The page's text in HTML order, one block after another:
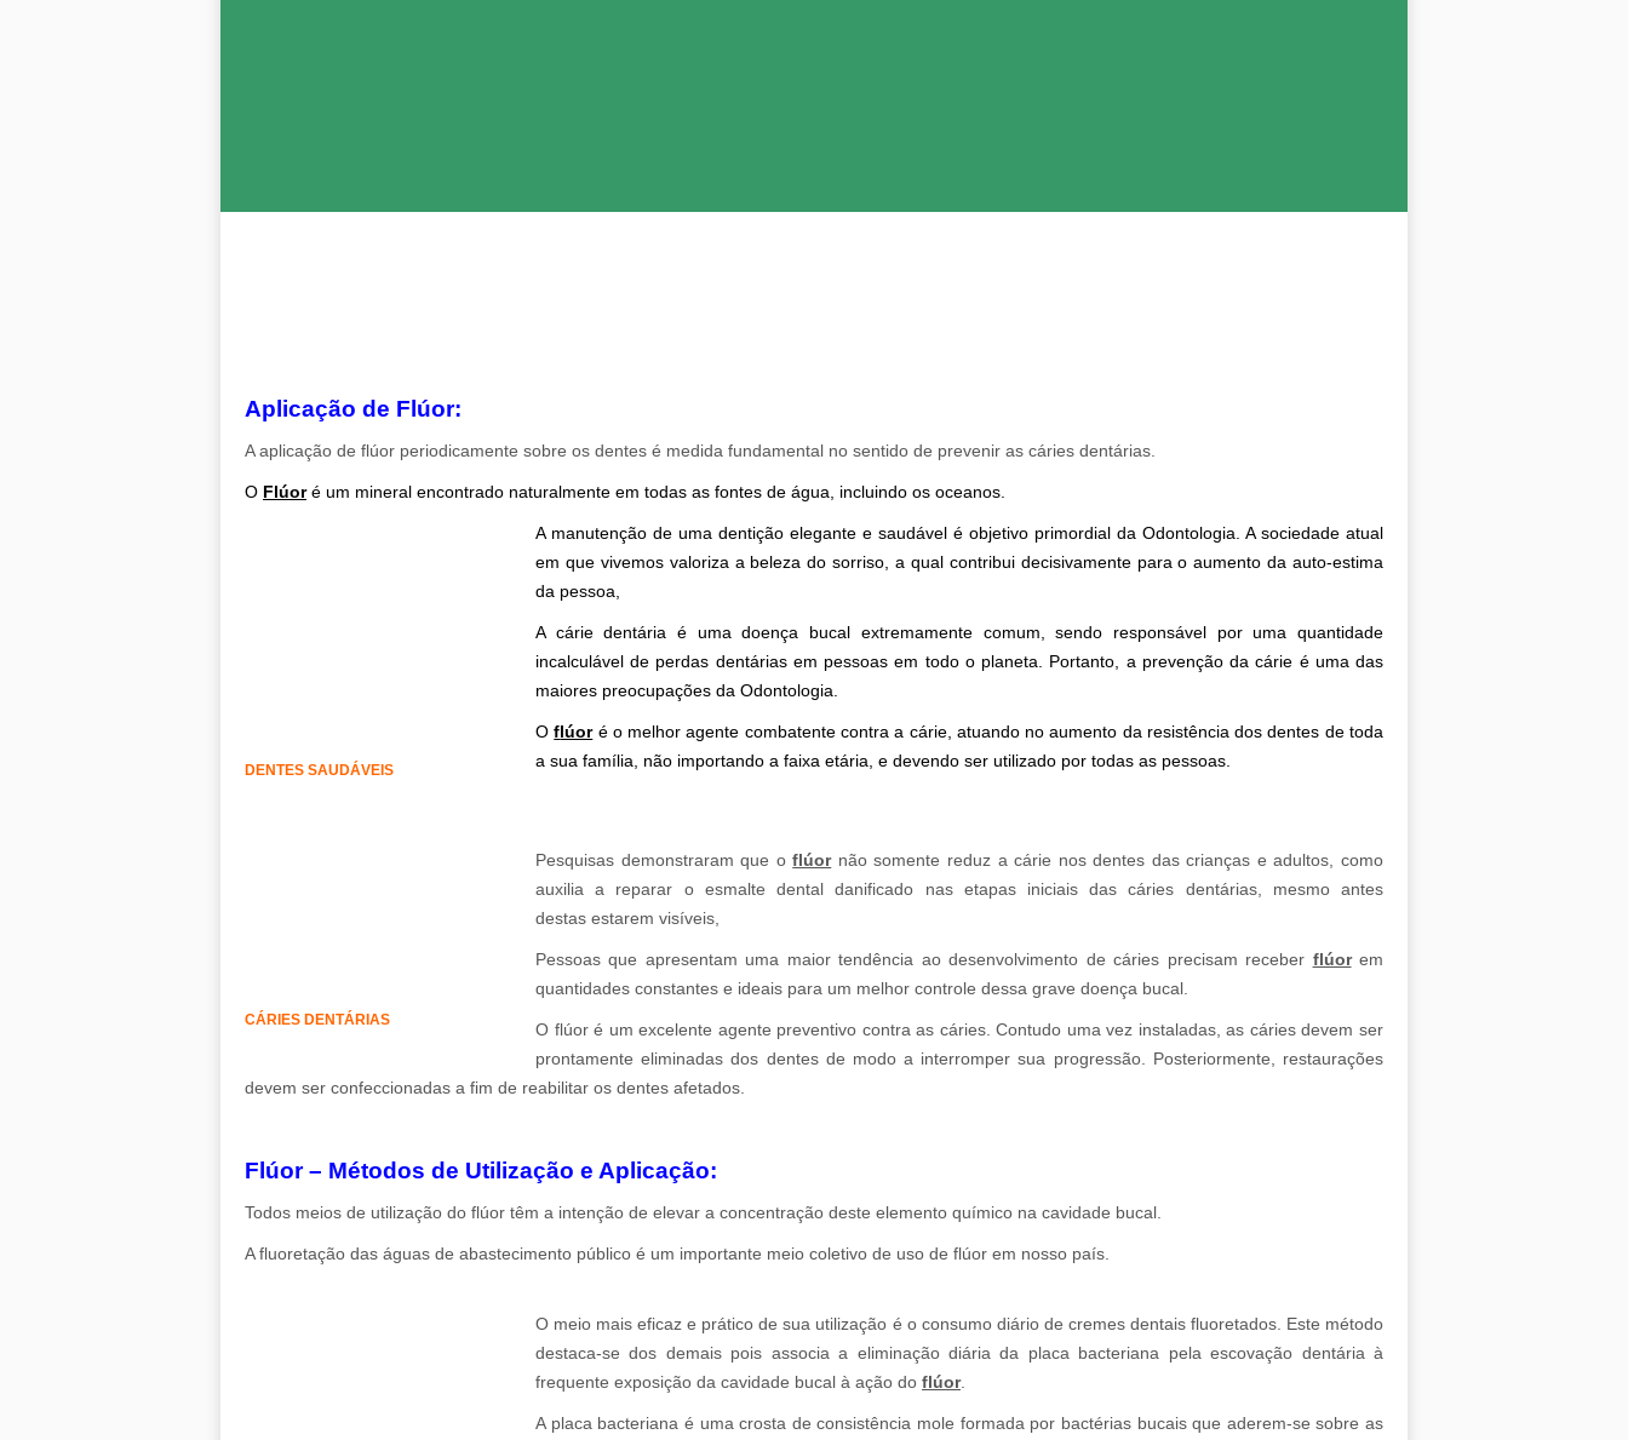
Aplicação de Flúor:
A aplicação de flúor periodicamente sobre os dentes é medida fundamental no sentido de prevenir as cáries dentárias.
O Flúoré um mineral encontrado naturalmente em todas as fontes de água, incluindo os oceanos.
DENTES SAUDÁVEIS
A manutenção de uma dentição elegante e saudável é objetivo primordial da Odontologia. A sociedade atual
em que vivemos valoriza a beleza do sorriso, a qual contribui decisivamente para o aumento da auto-estima
da pessoa,
A cárie dentária é uma doença bucal extremamente comum, sendo responsável por uma quantidade
incalculável de perdas dentárias em pessoas em todo o planeta. Portanto, a prevenção da cárie é uma das
maiores preocupações da Odontologia.
Oflúoré o melhor agente combatente contra a cárie, atuando no aumento da resistência dos dentes de toda
a sua família, não importando a faixa etária, e devendo ser utilizado por todas as pessoas.
CÁRIES DENTÁRIAS
Pesquisas demonstraram que oflúornão somente reduz a cárie nos dentes das crianças e adultos, como
auxilia a reparar o esmalte dental danificado nas etapas iniciais das cáries dentárias, mesmo antes
destas estarem visíveis,
Pessoas que apresentam uma maior tendência ao desenvolvimento de cáries precisam receber flúorem
quantidades constantes e ideais para um melhor controle dessa grave doença bucal.
O flúor é um excelente agente preventivo contra as cáries. Contudo uma vez instaladas, as cáries devem ser
prontamente eliminadas dos dentes de modo a interromper sua progressão. Posteriormente, restaurações
devem ser confeccionadas a fim de reabilitar os dentes afetados.
Flúor – Métodos de Utilização e Aplicação:
Todos meios de utilização do flúor têm a intenção de elevar a concentração deste elemento químico na cavidade bucal.
A fluoretação das águas de abastecimento público é um importante meio coletivo de uso de flúor em nosso país.
O meio mais eficaz e prático de sua utilização é o consumo diário de cremes dentais fluoretados. Este método
destaca-se dos demais pois associa a eliminação diária da placa bacteriana pela escovação dentária à
frequente exposição da cavidade bucal à ação do flúor.
A placa bacteriana é uma crosta de consistência mole formada por bactérias bucais que aderem-se sobre as